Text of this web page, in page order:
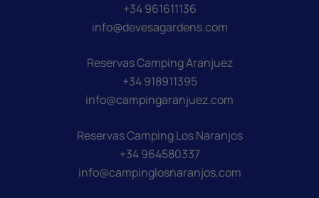
+34 961611136
info@devesagardens.com
Reservas Camping Aranjuez
+34 918911395
info@campingaranjuez.com
Reservas Camping Los Naranjos
+34 964580337
info@campinglosnaranjos.com